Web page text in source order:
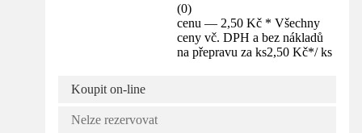
(0)
cenu — 2,50 Kč * Všechny
ceny vč. DPH a bez nákladů
na přepravu za ks2,50 Kč*/ ks
Koupit on-line
Nelze rezervovat